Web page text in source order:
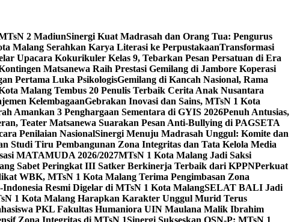
2 MadiunSinergi Kuat Madrasah dan Orang Tua: Pengurus
Malang Serahkan Karya Literasi ke PerpustakaanTransformasi
Upacara Kokurikuler Kelas 9, Tebarkan Pesan Persatuan di Era
Matsanewa Raih Prestasi Gemilang di Jambore Koperasi
Pertama Luka PsikologisGemilang di Kancah Nasional, Rama
Malang Tembus 20 Penulis Terbaik Cerita Anak Nusantara
KelembagaanGebrakan Inovasi dan Sains, MTsN 1 Kota
Amankan 3 Penghargaan Sementara di GYIS 2026Penuh Antusias,
Teater Matsanewa Suarakan Pesan Anti-Bullying di PAGSETA
Penilaian NasionalSinergi Menuju Madrasah Unggul: Komite dan
Studi Tiru Pembangunan Zona Integritas dan Tata Kelola Media
MATAMUDA 2026/2027MTsN 1 Kota Malang Jadi Saksi
Sabet Peringkat III Satker Berkinerja Terbaik dari KPPNPerkuat
WBK, MTsN 1 Kota Malang Terima Pengimbasan Zona
Resmi Digelar di MTsN 1 Kota MalangSELAT BALI Jadi
1 Kota Malang Harapkan Karakter Unggul Murid Terus
PKL Fakultas Humaniora UIN Maulana Malik Ibrahim
Zona Integritas di MTsN 1Sinergi Sukseskan OSN-P: MTsN 1